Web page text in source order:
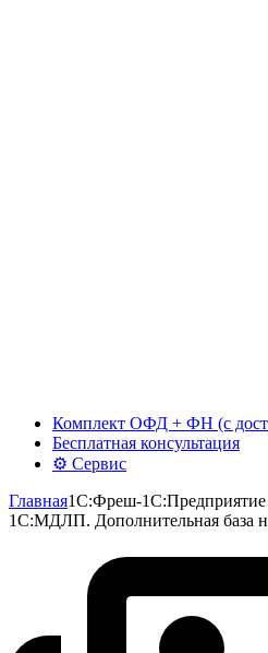
Комплект ОФД + ФН (с
Бесплатная консультация
⚙️ Сервис
Главная1C:Фреш-1C:Предприятие
1С:МДЛП. Дополнительная база